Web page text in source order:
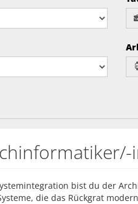
bist du der
die das Rückgrat